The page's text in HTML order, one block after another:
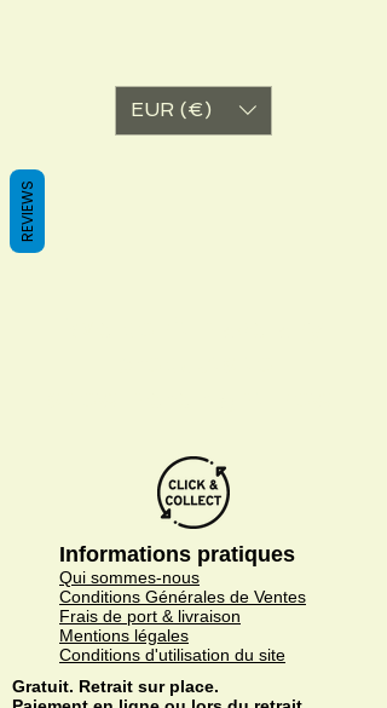
EUR (€)
Informations pratiques
Qui sommes-nous
Conditions Générales de Ventes
Frais de port & livraison
Mentions légales
Conditions d'utilisation du site
Gratuit. Retrait sur place.
REVIEWS